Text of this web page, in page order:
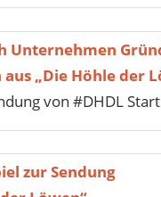
Unternehmen
„Die Höhle der
von #DHDL
zur Sendung